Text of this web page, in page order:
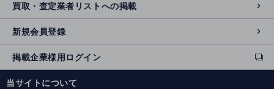
買取・査定業者リストへの掲載
新規会員登録
掲載企業様用ログイン
ext
e
当サイトについて